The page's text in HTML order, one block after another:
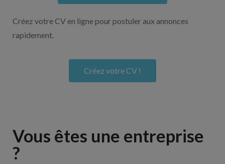
Créez votre CV en ligne pour postuler aux annonces
rapidement.
Créez votre CV !
Vous êtes une entreprise
?